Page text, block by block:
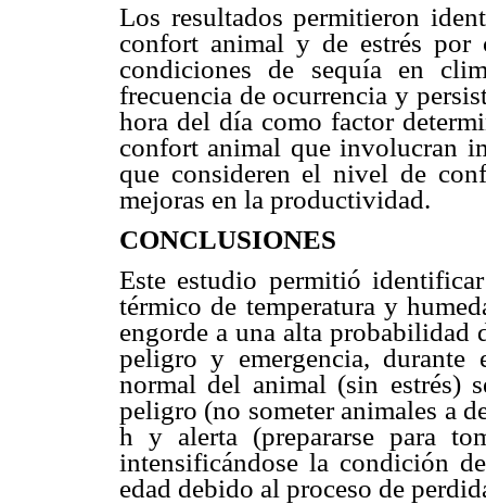
Los resultados permitieron
confort animal y de estrés por
condiciones de sequía en
frecuencia de ocurrencia y
hora del día como factor
confort animal que involucran
que consideren el nivel de
mejoras en la productividad.
CONCLUSIONES
Este estudio permitió
térmico de temperatura y
engorde a una alta probabilidad
peligro y emergencia,
normal del animal (sin estrés)
peligro (no someter animales a
h y alerta (prepararse para
intensificándose la condición
edad debido al proceso de